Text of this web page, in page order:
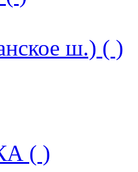
ш.) ( )
( )